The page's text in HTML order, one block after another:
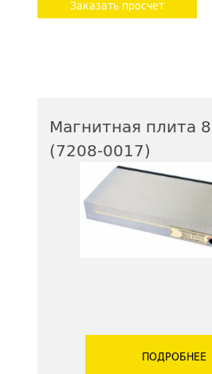
Заказать просчет
Магнитная плита
(7208-0017)
ПОДРОБНЕЕ